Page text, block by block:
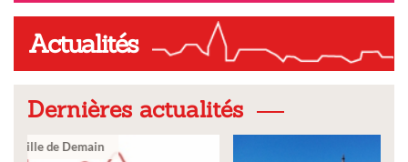
Actualités
Dernières actualités